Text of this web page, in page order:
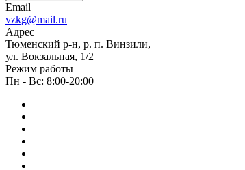
Email
vzkg@mail.ru
Адрес
Тюменский р-н, р. п. Винзили,
ул. Вокзальная, 1/2
Режим работы
Пн - Вс: 8:00-20:00